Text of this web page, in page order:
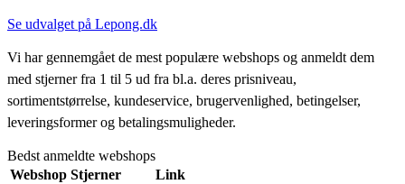
Se udvalget på Lepong.dk
Vi har gennemgået de mest populære webshops og anmeldt dem
med stjerner fra 1 til 5 ud fra bl.a. deres prisniveau,
sortimentstørrelse, kundeservice, brugervenlighed, betingelser,
leveringsformer og betalingsmuligheder.
Bedst anmeldte webshops
Webshop Stjerner
Link